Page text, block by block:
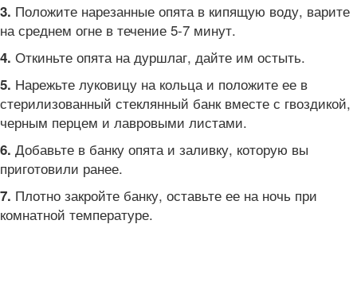
3. Положите нарезанные опята в кипящую воду, варите
на среднем огне в течение 5-7 минут.
4. Откиньте опята на дуршлаг, дайте им остыть.
5. Нарежьте луковицу на кольца и положите ее в
стерилизованный стеклянный банк вместе с гвоздикой,
черным перцем и лавровыми листами.
6. Добавьте в банку опята и заливку, которую вы
приготовили ранее.
7. Плотно закройте банку, оставьте ее на ночь при
комнатной температуре.